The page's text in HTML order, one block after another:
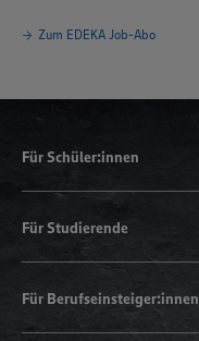
Zum EDEKA Job-Abo
Für Schüler:innen
Für Studierende
Für Berufseinsteiger:innen